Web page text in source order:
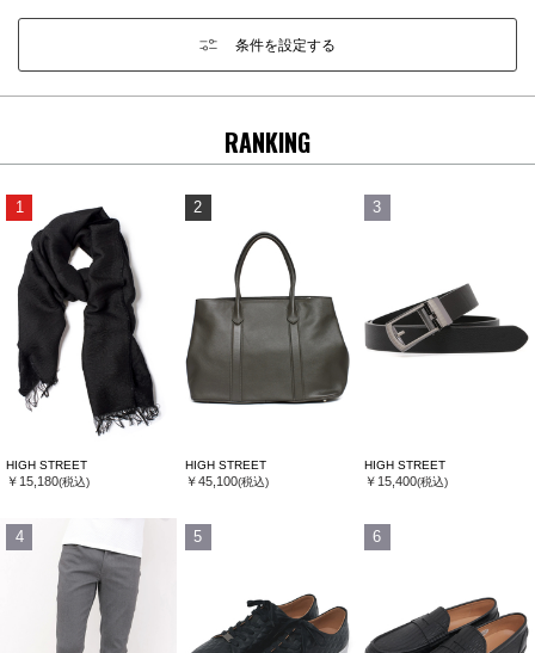
条件を設定する
RANKING
1
HIGH STREET
￥15,180(税込)
2
HIGH STREET
￥45,100(税込)
3
HIGH STREET
￥15,400(税込)
4 5 6